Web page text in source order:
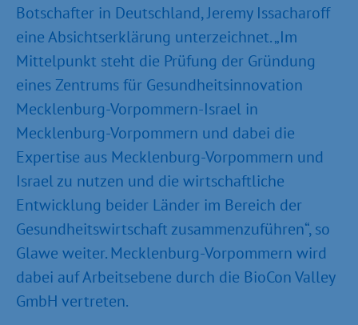
Botschafter in Deutschland, Jeremy Issacharoff
eine Absichtserklärung unterzeichnet. „Im
Mittelpunkt steht die Prüfung der Gründung
eines Zentrums für Gesundheitsinnovation
Mecklenburg-Vorpommern-Israel in
Mecklenburg-Vorpommern und dabei die
Expertise aus Mecklenburg-Vorpommern und
Israel zu nutzen und die wirtschaftliche
Entwicklung beider Länder im Bereich der
Gesundheitswirtschaft zusammenzuführen“, so
Glawe weiter. Mecklenburg-Vorpommern wird
dabei auf Arbeitsebene durch die BioCon Valley
GmbH vertreten.